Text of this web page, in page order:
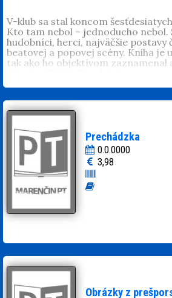
V-klub sa stal koncom
Kto tam nebol – jednoducho nebol.
hudobníci, herci, najväčšie postavy
beatovej a popovej scény. Kniha je
tak ako ho objektívom zaznamenal
Prechádzka
0.0.0000
3,98
Obrázky z